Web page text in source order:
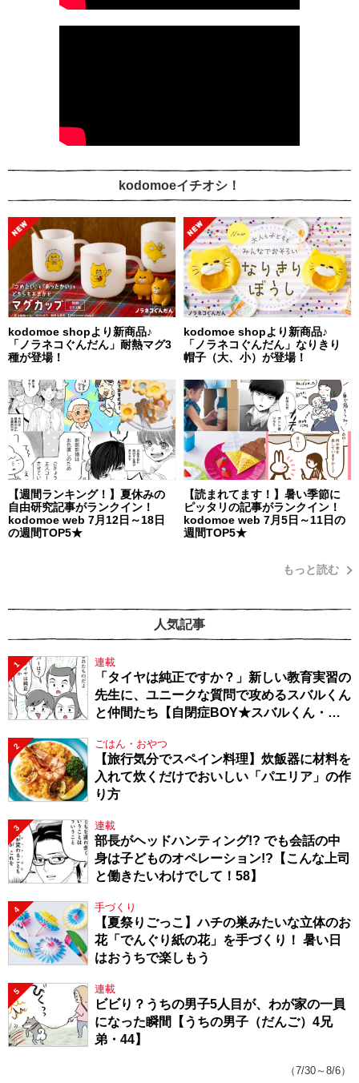
kodomoeイチオシ！
kodomoe shopより新商品♪
「ノラネコぐんだん」耐熱マグ3
種が登場！
kodomoe shopより新商品♪
「ノラネコぐんだん」なりきり
帽子（大、小）が登場！
【週間ランキング！】夏休みの
自由研究記事がランクイン！
kodomoe web 7月12日～18日
の週間TOP5★
【読まれてます！】暑い季節に
ピッタリの記事がランクイン！
kodomoe web 7月5日～11日の
週間TOP5★
もっと読む
人気記事
1 連載
「タイヤは純正ですか？」新しい教育実習の
先生に、ユニークな質問で攻めるスバルくん
と仲間たち【自閉症BOY★スバルくん・
2 ごはん・おやつ
【旅行気分でスペイン料理】炊飯器に材料を
入れて炊くだけでおいしい「パエリア」の作
り方
3 連載
部長がヘッドハンティング!? でも会話の中
身は子どものオペレーション!?【こんな上司
と働きたいわけでして！58】
4 手づくり
【夏祭りごっこ】ハチの巣みたいな立体のお
花「でんぐり紙の花」を手づくり！ 暑い日
はおうちで楽しもう
5 連載
ビビり？うちの男子5人目が、わが家の一員
になった瞬間【うちの男子（だんご）4兄
弟・44】
（7/30～8/6）